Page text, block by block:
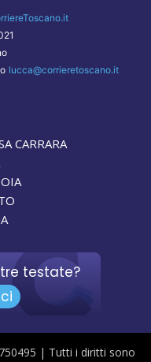
lucca@corrieretoscano.it
CARRARA
testate?
| Tutti i diritti sono